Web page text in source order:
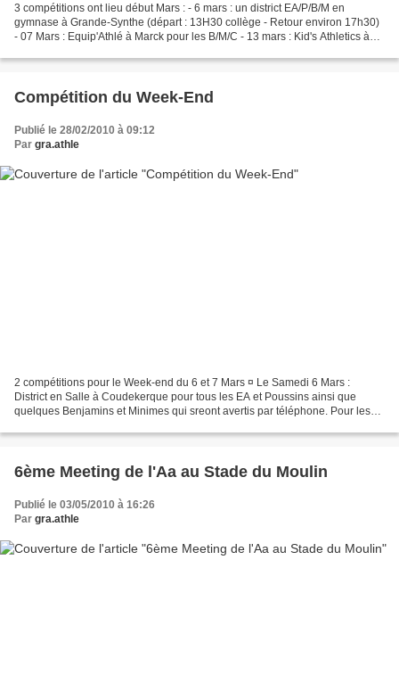
3 compétitions ont lieu début Mars : - 6 mars : un district EA/P/B/M en
gymnase à Grande-Synthe (départ : 13H30 collège - Retour environ 17h30)
- 07 Mars : Equip'Athlé à Marck pour les B/M/C - 13 mars : Kid's Athletics à
Compétition du Week-End
Publié le 28/02/2010 à 09:12
Par gra.athle
2 compétitions pour le Week-end du 6 et 7 Mars ¤ Le Samedi 6 Mars :
District en Salle à Coudekerque pour tous les EA et Poussins ainsi que
quelques Benjamins et Minimes qui sreont avertis par téléphone. Pour les
6ème Meeting de l'Aa au Stade du Moulin
Publié le 03/05/2010 à 16:26
Par gra.athle